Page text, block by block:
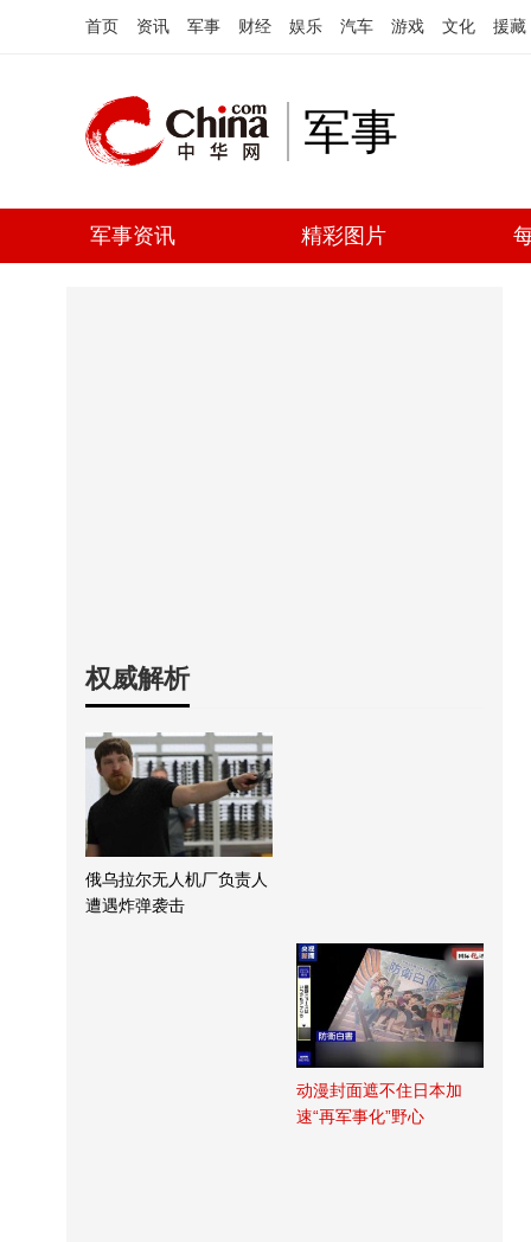
首页 资讯 军事 财经 娱乐 汽车 游戏 文化 援藏
军事
军事资讯 精彩图片
权威解析
俄乌拉尔无人机厂负责人
遭遇炸弹袭击
动漫封面遮不住日本加
速“再军事化”野心